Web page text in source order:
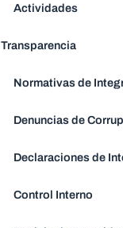
Actividades
Transparencia
Normativas de
Denuncias de
Declaraciones de
Control Interno